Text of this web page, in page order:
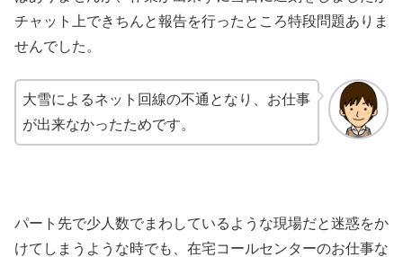
チャット上できちんと報告を行ったところ特段問題ありま
せんでした。
大雪によるネット回線の不通となり、お仕事
が出来なかったためです。
パート先で少人数でまわしているような現場だと迷惑をか
けてしまうような時でも、在宅コールセンターのお仕事な